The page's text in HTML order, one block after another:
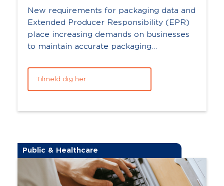
New requirements for packaging data and
Extended Producer Responsibility (EPR)
place increasing demands on businesses
to maintain accurate packaging
GS1Trade Packag...
Tilmeld dig her
Public & Healthcare